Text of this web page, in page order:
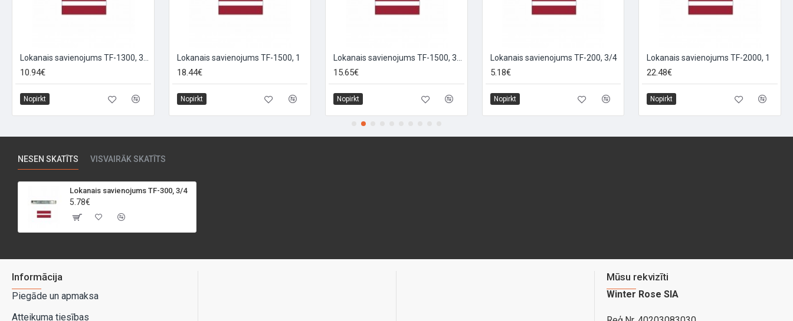
10.94€
Nopirkt
Lokanais savienojums TF-1500, 1
18.44€
Nopirkt
15.65€
Nopirkt
Lokanais savienojums TF-200, 3/4
5.18€
Nopirkt
Lokanais savienojums TF-2000, 1
22.48€
Nopirkt
NESEN SKATĪTS VISVAIRĀK SKATĪTS
Lokanais savienojums TF-300, 3/4
5.78€
Informācija
Piegāde un apmaksa
Atteikuma tiesības
Mūsu rekvizīti
Winter Rose SIA